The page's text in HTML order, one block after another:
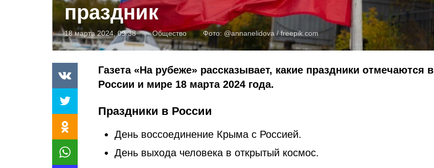
праздник
18 марта 2024, 09:38 Общество Фото: @annanelidova / freepik.com
Газета «На рубеже» рассказывает, какие праздники отмечаются в
России и мире 18 марта 2024 года.
Праздники в России
День воссоединение Крыма с Россией.
День выхода человека в открытый космос.